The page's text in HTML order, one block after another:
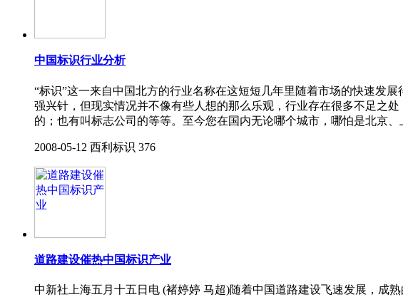
中国标识行业分析
“标识”这一来自中国北方的行业名称在这短短几年里随着市场的快速发
强兴针，但现实情况并不像有些人想的那么乐观，行业存在很多不足之
的；也有叫标志公司的等等。至今您在国内无论哪个城市，哪怕是北京、
2008-05-12 西利标识 376
道路建设催热中国标识产业
中新社上海五月十五日电 (褚婷婷 马超)随着中国道路建设飞速发展，成